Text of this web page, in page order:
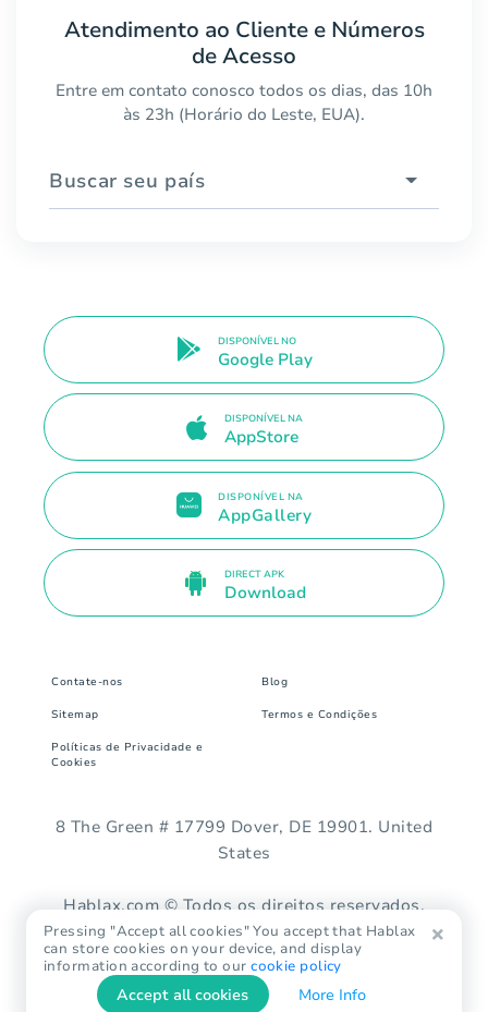
Atendimento ao Cliente e Números
de Acesso
Entre em contato conosco todos os dias, das 10h
às 23h (Horário do Leste, EUA).
Buscar seu país
DISPONÍVEL NO
Google Play
DISPONÍVEL NA
AppStore
DISPONÍVEL NA
AppGallery
DIRECT APK
Download
Contate-nos Blog
Sitemap Termos e Condições
Políticas de Privacidade e
Cookies
8 The Green # 17799 Dover, DE 19901. United
States
Hablax.com © Todos os direitos reservados.
Pressing "Accept all cookies" You accept that Hablax
can store cookies on your device, and display
information according to ourcookie policy
Accept all cookies More Info